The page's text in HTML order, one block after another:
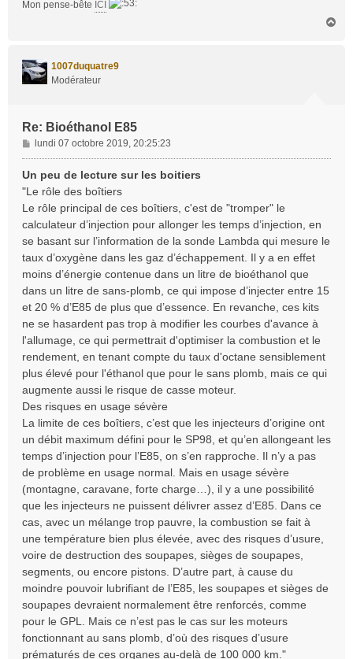
Mon pense-bête ICI
1007duquatre9
Modérateur
Re: Bioéthanol E85
M
e
s
g
e
lundi 07 octobre 2019, 20:25:23
Un peu de lecture sur les boitiers
"Le rôle des boîtiers
Le rôle principal de ces boîtiers, c'est de "tromper" le
calculateur d’injection pour allonger les temps d’injection, en
se basant sur l’information de la sonde Lambda qui mesure le
taux d’oxygène dans les gaz d’échappement. Il y a en effet
moins d’énergie contenue dans un litre de bioéthanol que
dans un litre de sans-plomb, ce qui impose d’injecter entre 15
et 20 % d’E85 de plus que d’essence. En revanche, ces kits
ne se hasardent pas trop à modifier les courbes d'avance à
l'allumage, ce qui permettrait d'optimiser la combustion et le
rendement, en tenant compte du taux d'octane sensiblement
plus élevé pour l'éthanol que pour le sans plomb, mais ce qui
augmente aussi le risque de casse moteur.
Des risques en usage sévère
La limite de ces boîtiers, c’est que les injecteurs d’origine ont
un débit maximum défini pour le SP98, et qu’en allongeant les
temps d’injection pour l’E85, on s’en rapproche. Il n’y a pas
de problème en usage normal. Mais en usage sévère
(montagne, caravane, forte charge…), il y a une possibilité
que les injecteurs ne puissent délivrer assez d’E85. Dans ce
cas, avec un mélange trop pauvre, la combustion se fait à
une température bien plus élevée, avec des risques d’usure,
voire de destruction des soupapes, sièges de soupapes,
segments, ou encore pistons. D’autre part, à cause du
moindre pouvoir lubrifiant de l’E85, les soupapes et sièges de
soupapes devraient normalement être renforcés, comme
pour le GPL. Mais ce n’est pas le cas sur les moteurs
fonctionnant au sans plomb, d’où des risques d’usure
prématurés de ces organes au-delà de 100 000 km."